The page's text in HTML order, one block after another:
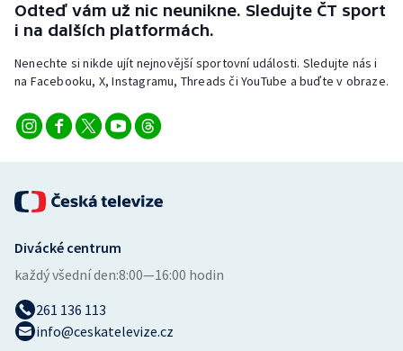
Veslování
Vodní slalom
Volejbal
Ostatní
Odteď vám už nic neunikne. Sledujte ČT sport
i na dalších platformách.
Nenechte si nikde ujít nejnovější sportovní události. Sledujte nás i
na Facebooku, X, Instagramu, Threads či YouTube a buďte v obraze.
Divácké centrum
každý všední den:8:00—16:00 hodin
261 136 113
info@ceskatelevize.cz